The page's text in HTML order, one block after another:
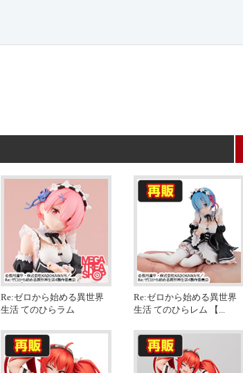
Re:ゼロから始める異世界
生活 てのひらラム
Re:ゼロから始める異世界
生活 てのひらレム 【 ...